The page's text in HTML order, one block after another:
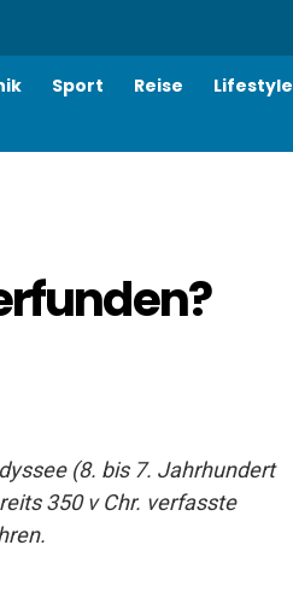
Sport Reise Lifestyle
(8. bis 7. Jahrhundert
350 v Chr. verfasste